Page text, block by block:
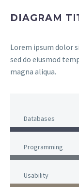
DIAGRAM
Lorem ipsum dolor
sed do eiusmod
magna aliqua.
Databases
Programming
Usability